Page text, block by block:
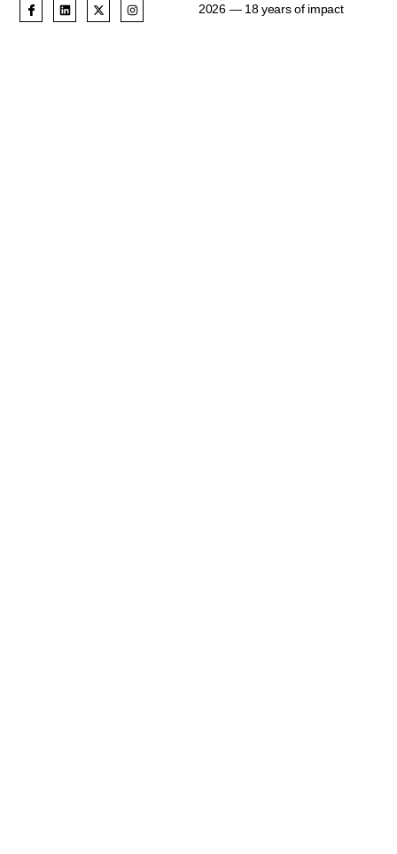
2026 — 18 years of impact